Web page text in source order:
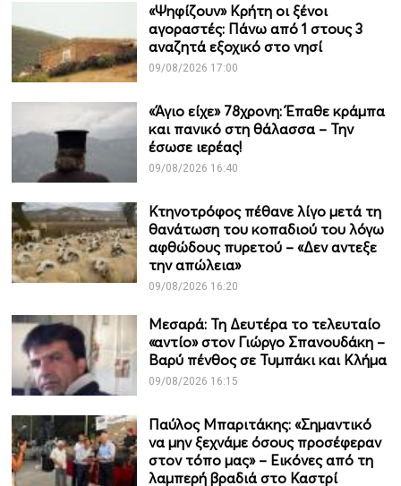
«Ψηφίζουν» Κρήτη οι ξένοι
αγοραστές: Πάνω από 1 στους 3
αναζητά εξοχικό στο νησί
09/08/2026 17:00
«Άγιο είχε» 78χρονη: Έπαθε κράμπα
και πανικό στη θάλασσα – Την
έσωσε ιερέας!
09/08/2026 16:40
Κτηνοτρόφος πέθανε λίγο μετά τη
θανάτωση του κοπαδιού του λόγω
αφθώδους πυρετού – «Δεν αντεξε
την απώλεια»
09/08/2026 16:20
Μεσαρά: Τη Δευτέρα το τελευταίο
«αντίο» στον Γιώργο Σπανουδάκη –
Βαρύ πένθος σε Τυμπάκι και Κλήμα
09/08/2026 16:15
Παύλος Μπαριτάκης: «Σημαντικό
να μην ξεχνάμε όσους προσέφεραν
στον τόπο μας» – Εικόνες από τη
λαμπερή βραδιά στο Καστρί